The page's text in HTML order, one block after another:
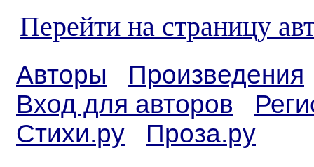
Перейти на страницу
Авторы
Произведения
Вход для авторов
Стихи.ру
Проза.ру